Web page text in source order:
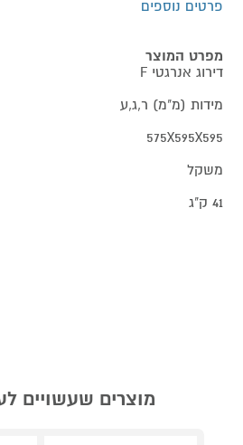
פרטים נוספים
מפרט המוצר
דירוג אנרגטי F
מידות (מ"מ) ר,ג,ע
575X595X595
משקל
41 ק"ג
מוצרים שעשויים